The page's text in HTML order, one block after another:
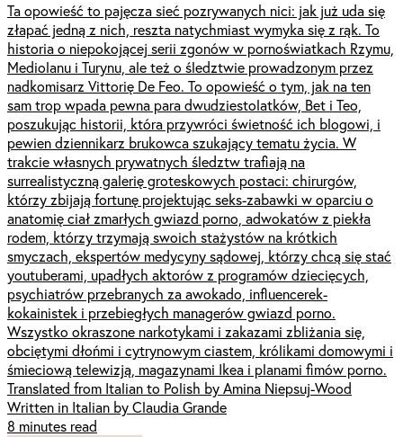
Ta opowieść to pajęcza sieć pozrywanych nici: jak już uda się
złapać jedną z nich, reszta natychmiast wymyka się z rąk. To
historia o niepokojącej serii zgonów w pornoświatkach Rzymu,
Mediolanu i Turynu, ale też o śledztwie prowadzonym przez
nadkomisarz Vittorię De Feo. To opowieść o tym, jak na ten
sam trop wpada pewna para dwudziestolatków, Bet i Teo,
poszukując historii, która przywróci świetność ich blogowi, i
pewien dziennikarz brukowca szukający tematu życia. W
trakcie własnych prywatnych śledztw trafiają na
surrealistyczną galerię groteskowych postaci: chirurgów,
którzy zbijają fortunę projektując seks-zabawki w oparciu o
anatomię ciał zmarłych gwiazd porno, adwokatów z piekła
rodem, którzy trzymają swoich stażystów na krótkich
smyczach, ekspertów medycyny sądowej, którzy chcą się stać
youtuberami, upadłych aktorów z programów dziecięcych,
psychiatrów przebranych za awokado, influencerek-
kokainistek i przebiegłych managerów gwiazd porno.
Wszystko okraszone narkotykami i zakazami zbliżania się,
obciętymi dłońmi i cytrynowym ciastem, królikami domowymi i
śmieciową telewizją, magazynami Ikea i planami fimów porno.
Translated from Italian to Polish by Amina Niepsuj-Wood
Written in Italian by Claudia Grande
8 minutes read